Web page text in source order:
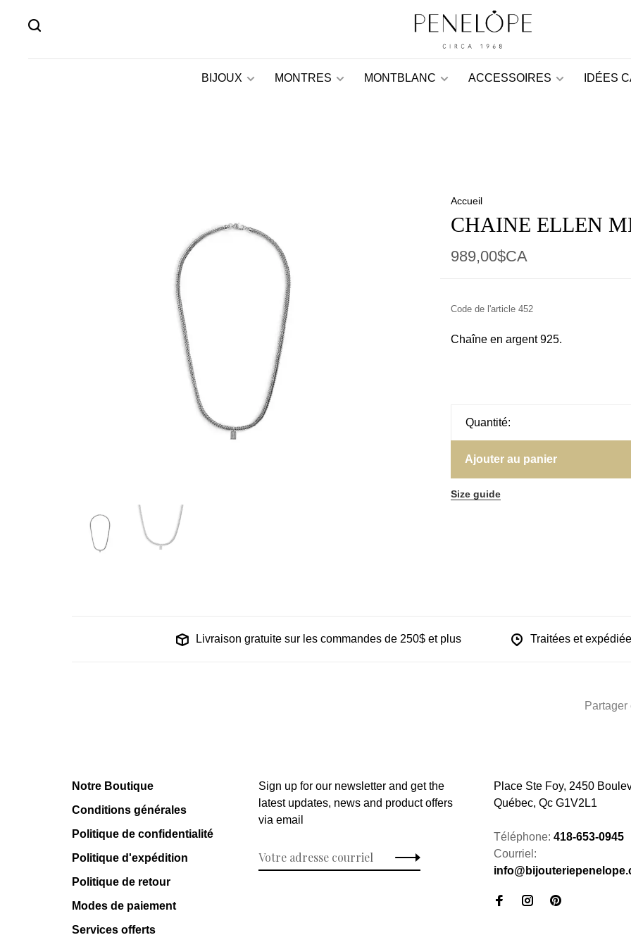
BIJOUX MONTRES MONTBLANC ACCESSOIRES IDÉES
Accueil
CHAINE ELLEN
989,00$CA
Code de l'article452
Chaîne en argent 925.
Quantité:
Ajouter au panier
Size guide
Livraison gratuite sur les commandes de 250$ et plus Traitées et
Partager
Notre Boutique
Conditions générales
Politique de confidentialité
Politique d'expédition
Politique de retour
Modes de paiement
Services offerts
Sign up for our newsletter and get the
latest updates, news and product offers
via email
Place Ste Foy, 2450
Québec, Qc G1V2L1
Téléphone: 418-653-0945
Courriel: